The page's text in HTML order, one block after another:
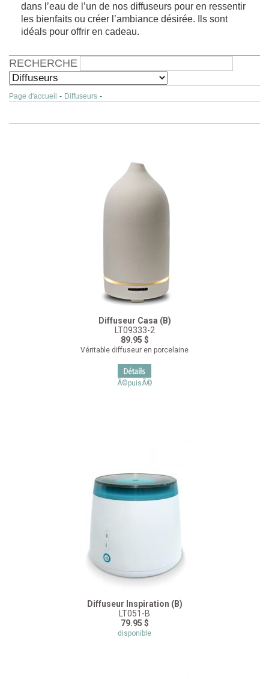
dans l’eau de l’un de nos diffuseurs pour en ressentir
les bienfaits ou créer l’ambiance désirée. Ils sont
idéals pour offrir en cadeau.
RECHERCHE
Page d'accueil - Diffuseurs -
Diffuseur Casa (B)
LT09333-2
89.95 $
Véritable diffuseur en porcelaine
Ã©puisÃ©
Diffuseur Inspiration (B)
LT051-B
79.95 $
disponible